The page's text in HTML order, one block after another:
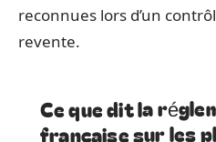
reconnues lors d’un
revente.
Ce que dit la
française sur les